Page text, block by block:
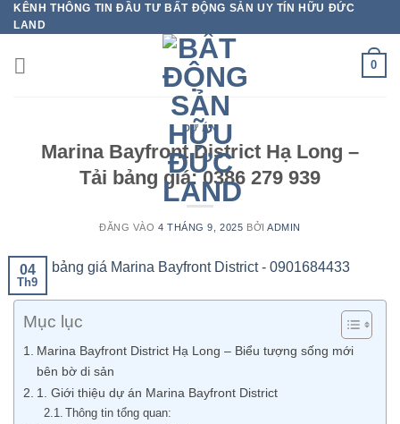
Bỏ
qua
nội
dung
KÊNH THÔNG TIN ĐẦU TƯ BẤT ĐỘNG SẢN UY TÍN HỮU ĐỨC
LAND
0
DỰ ÁN
Marina Bayfront District Hạ Long –
Tải bảng giá: 0386 279 939
ĐĂNG VÀO 4 THÁNG 9, 2025 BỞIADMIN
04
Th9
Mục lục
Marina Bayfront District Hạ Long – Biểu tượng sống mới
bên bờ di sản
1. Giới thiệu dự án Marina Bayfront District
Thông tin tổng quan: